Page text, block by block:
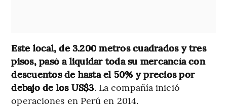
Este local, de 3.200 metros cuadrados y tres
pisos, pasó a liquidar toda su mercancía con
descuentos de hasta el 50% y precios por
debajo de los US$3. La compañía inició
operaciones en Perú en 2014.